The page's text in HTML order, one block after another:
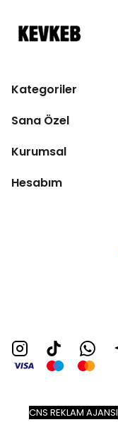
Kategoriler
Sana Özel
Kurumsal
Hesabım
CNS REKLAM AJANSI